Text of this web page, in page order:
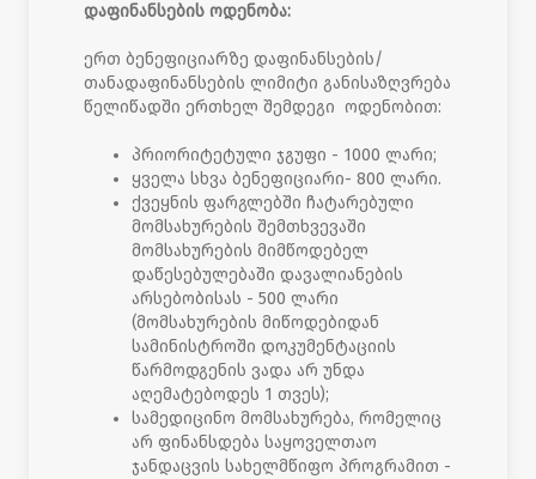
დაფინანსების ოდენობა:
ერთ ბენეფიციარზე დაფინანსების/
თანადაფინანსების ლიმიტი განისაზღვრება
წელიწადში ერთხელ შემდეგი ოდენობით:
პრიორიტეტული ჯგუფი - 1000 ლარი;
ყველა სხვა ბენეფიციარი- 800 ლარი.
ქვეყნის ფარგლებში ჩატარებული
მომსახურების შემთხვევაში
მომსახურების მიმწოდებელ
დაწესებულებაში დავალიანების
არსებობისას - 500 ლარი
(მომსახურების მიწოდებიდან
სამინისტროში დოკუმენტაციის
წარმოდგენის ვადა არ უნდა
აღემატებოდეს 1 თვეს);
სამედიცინო მომსახურება, რომელიც
არ ფინანსდება საყოველთაო
ჯანდაცვის სახელმწიფო პროგრამით -